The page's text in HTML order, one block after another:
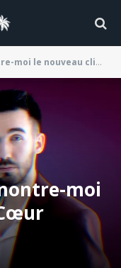
clip de Cœur Corsaire
moi